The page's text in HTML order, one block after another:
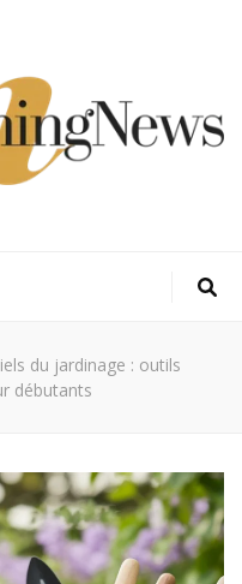
du jardinage : outils
débutants